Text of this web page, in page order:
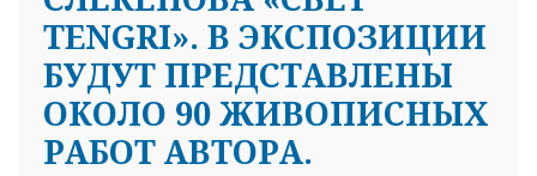
TENGRI». В ЭКСПОЗИЦИИ
БУДУТ ПРЕДСТАВЛЕНЫ
ОКОЛО 90 ЖИВОПИСНЫХ
РАБОТ АВТОРА.